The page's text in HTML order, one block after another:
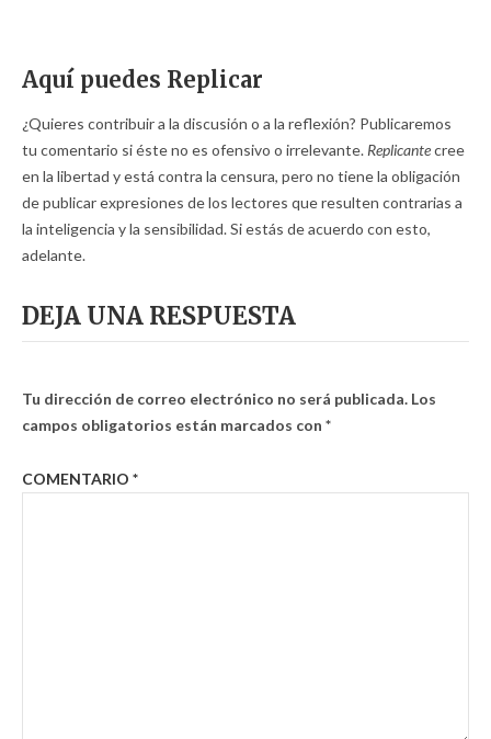
Aquí puedes Replicar
¿Quieres contribuir a la discusión o a la reflexión? Publicaremos
tu comentario si éste no es ofensivo o irrelevante. Replicantecree
en la libertad y está contra la censura, pero no tiene la obligación
de publicar expresiones de los lectores que resulten contrarias a
la inteligencia y la sensibilidad. Si estás de acuerdo con esto,
adelante.
DEJA UNA RESPUESTA
Tu dirección de correo electrónico no será publicada. Los
campos obligatorios están marcados con *
COMENTARIO *